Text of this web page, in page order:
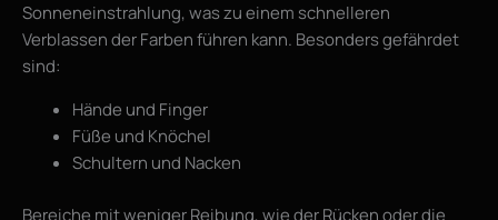
Sonneneinstrahlung, was zu einem schnelleren
Verblassen der Farben führen kann. Besonders gefährdet
sind:
Hände und Finger
Füße und Knöchel
Schultern und Nacken
Bereiche mit weniger Reibung, wie der Rücken oder die